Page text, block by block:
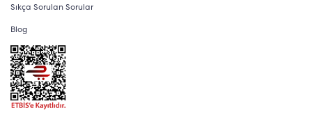
Sıkça Sorulan Sorular
Blog